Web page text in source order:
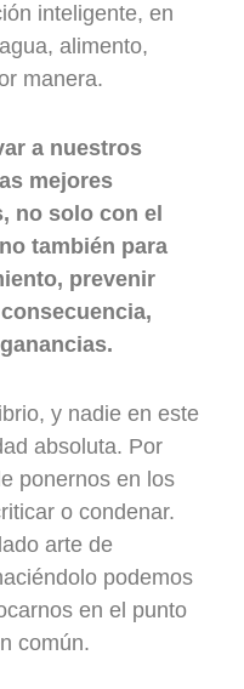
inteligente, en
alimento,
manera.
a nuestros
mejores
no solo con el
también para
prevenir
y nadie en este
absoluta. Por
ponernos en los
o condenar.
arte de
podemos
en el punto
común.